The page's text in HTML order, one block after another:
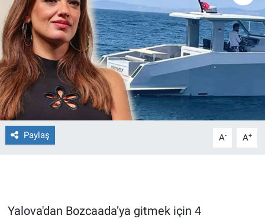
Paylaş A- A+
Yalova'dan Bozcaada’ya gitmek için 4
Eğlence
Ekonomi
Forum
Gerçeğin İzinde
Gün Başlıyor
Gün Ortası